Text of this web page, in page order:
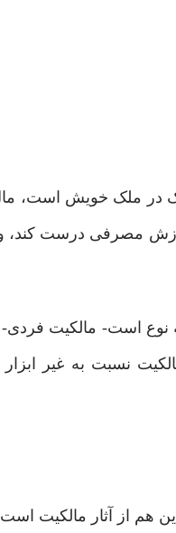
در ملک خویش است،
مصرفی درست کند،
نوع است- مالکیت فردی-
نسبت به غیر ابزار
هم از آثار مالکیت است